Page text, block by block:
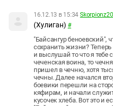
16.12.13 в 15:34
(Хулиган) #
"Байсангур беноевский",
сохранить жизни? Теперь
и выслушай то что я тебе
чеченская воина, то
пришел в чечню, хотя
чечны. Далее начался
боевики перешли на
кяфирам, и начали
кусочек хлеба. Вот это и